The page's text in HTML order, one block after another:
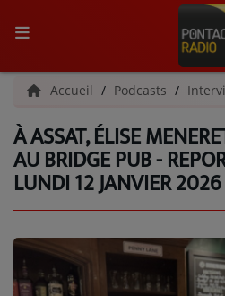
ACCUEIL
RADIO
QUI SOMMES-NOUS ?
L'ÉQUIPE
GRILLE DES PROGRAMMES
C'ÉTAIT QUOI CE TITRE ?
Accueil Podcasts
À ASSAT, ÉLISE
AU BRIDGE PUB -
LUNDI 12 JANVIER 2026